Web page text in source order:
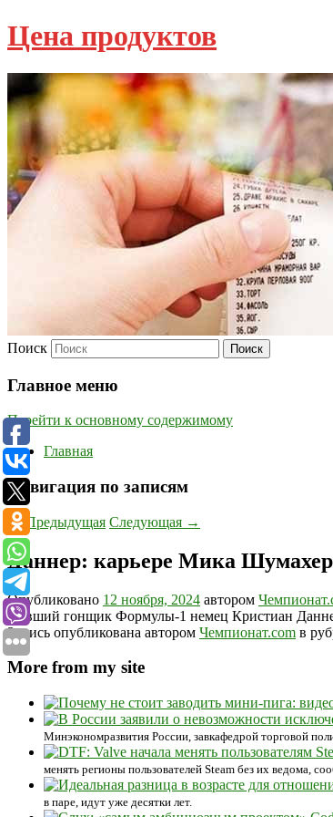
Цена продуктов
Поиск
Главное меню
Перейти к основному содержимому
Главная
Навигация по записям
←Предыдущая Следующая →
Даннер: карьере Мика
Опубликовано 12 ноября, 2024 автором
Бывший гонщик Формулы-1 немец Кристиан Даннер
Запись опубликована автором Чемпионат.com в
More from my site
Минэкономразвития России, завкафедрой торговой
менять регионы пользователей Steam без их ведома,
в паре, идут уже десятки лет.